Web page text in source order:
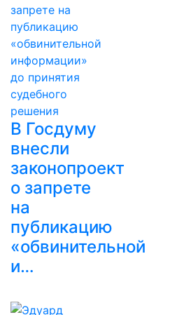
В Госдуму
внесли
законопроект
о запрете
на
публикацию
«обвинительной
и…